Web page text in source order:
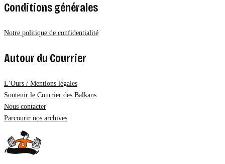
Conditions générales
Notre politique de confidentialité
Autour du Courrier
L’Ours / Mentions légales
Soutenir le Courrier des Balkans
Nous contacter
Parcourir nos archives